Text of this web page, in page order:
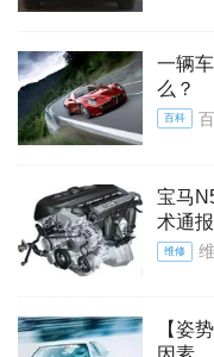
一辆
么？
百科
宝马
术通报
维修
【姿